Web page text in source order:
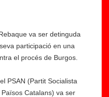
va ser detinguda
participació en una
el procés de Burgos.
PSAN (Partit Socialista
Catalans) va ser